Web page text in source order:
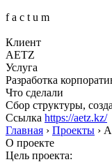
f a c t u m
Клиент
AETZ
Услуга
Разработка
Что сделали
Сбор структуры,
Ссылка https://aetz.kz/
Главная › Проекты ›
О проекте
Цель проекта: